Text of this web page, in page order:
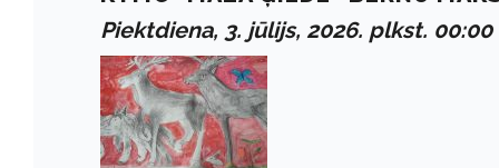
Piektdiena, 3. jūlijs, 2026. plkst. 00:00